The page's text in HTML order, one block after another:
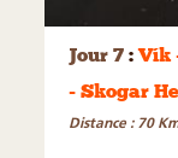
Jour 7 : Vík
- Skogar
Distance : 70